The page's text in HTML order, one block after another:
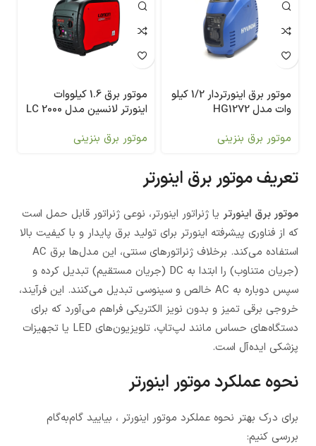
موتور برق اینورتردار 1/2 کیلو
وات مدل HG1272
موتور برق بنزینی
موتور برق 1.6 کیلووات
اینورتر لانسین مدل LC 2000
موتور برق بنزینی
تعریف موتور برق اینورتر
موتور برق اینورتر یا ژنراتور اینورتر، نوعی ژنراتور قابل حمل است
که از فناوری پیشرفته اینورتر برای تولید برق پایدار و با کیفیت بالا
استفاده می‌کند. برخلاف ژنراتورهای سنتی، این مدل‌ها برق AC
(جریان متناوب) را ابتدا به DC (جریان مستقیم) تبدیل کرده و
سپس دوباره به AC خالص و سینوسی تبدیل می‌کنند. این فرآیند،
خروجی برقی تمیز و بدون نویز الکتریکی فراهم می‌آورد که برای
دستگاه‌های حساس مانند لپ‌تاپ، تلویزیون‌های LED یا تجهیزات
پزشکی ایده‌آل است.
نحوه عملکرد موتور اینورتر
برای درک بهتر نحوه عملکرد موتور اینورتر ، بیایید گام‌به‌گام
بررسی کنیم: